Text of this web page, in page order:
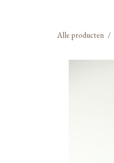
Alle producten